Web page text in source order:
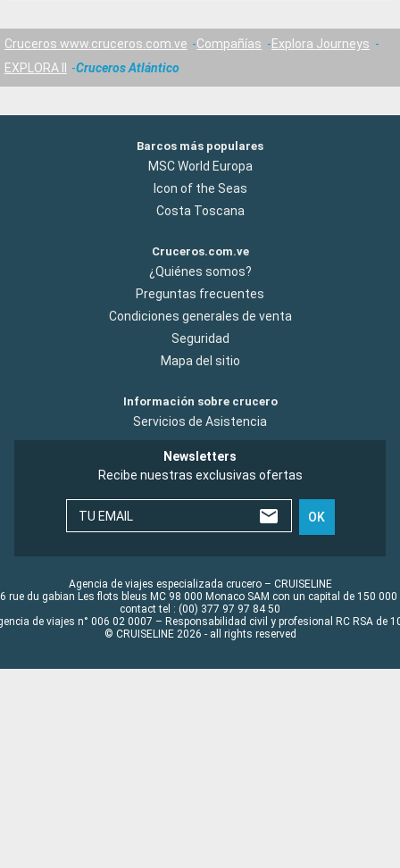
Cruceros www.cruceros.com.ve Compañías
Explora Journeys
EXPLORA II
Cruceros Atlántico
Barcos más populares
MSC World Europa
Icon of the Seas
Costa Toscana
Cruceros.com.ve
¿Quiénes somos?
Preguntas frecuentes
Condiciones generales de venta
Seguridad
Mapa del sitio
Información sobre crucero
Servicios de Asistencia
Newsletters
Recibe nuestras exclusivas ofertas
TU EMAIL OK
Agencia de viajes especializada crucero – CRUISELINE
rue du gabian Les flots bleus MC 98 000 Monaco SAM con un capital de 150 000
contact tel : (00) 377 97 97 84 50
de viajes n° 006 02 0007 – Responsabilidad civil y profesional RC RSA de
© CRUISELINE 2026 - all rights reserved